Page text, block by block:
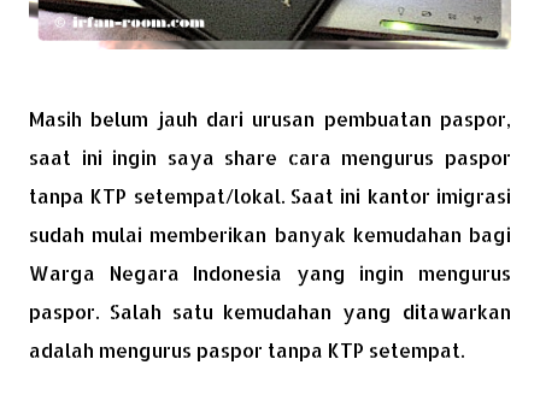
Masih belum jauh dari urusan pembuatan paspor,
saat ini ingin saya share cara mengurus paspor
tanpa KTP setempat/lokal. Saat ini kantor imigrasi
sudah mulai memberikan banyak kemudahan bagi
Warga Negara Indonesia yang ingin mengurus
paspor. Salah satu kemudahan yang ditawarkan
adalah mengurus paspor tanpa KTP setempat.